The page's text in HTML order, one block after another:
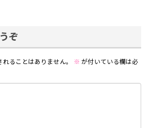
ぞ
ることはありません。 ※ が付いている欄は必